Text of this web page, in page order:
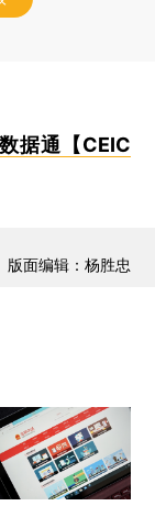
据通【CEIC
版面编辑：杨胜忠